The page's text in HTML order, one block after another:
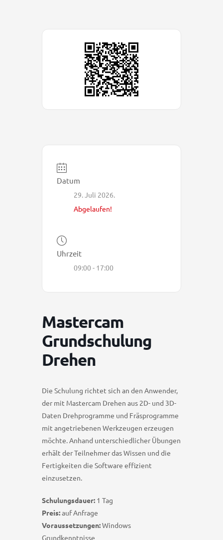
Datum
29. Juli 2026.
Abgelaufen!
Uhrzeit
09:00 - 17:00
Mastercam
Grundschulung
Drehen
Die Schulung richtet sich an den Anwender,
der mit Mastercam Drehen aus 2D- und 3D-
Daten Drehprogramme und Fräsprogramme
mit angetriebenen Werkzeugen erzeugen
möchte. Anhand unterschiedlicher Übungen
erhält der Teilnehmer das Wissen und die
Fertigkeiten die Software effizient
einzusetzen.
Schulungsdauer: 1 Tag
Preis:auf Anfrage
Voraussetzungen:Windows
Grundkenntnisse